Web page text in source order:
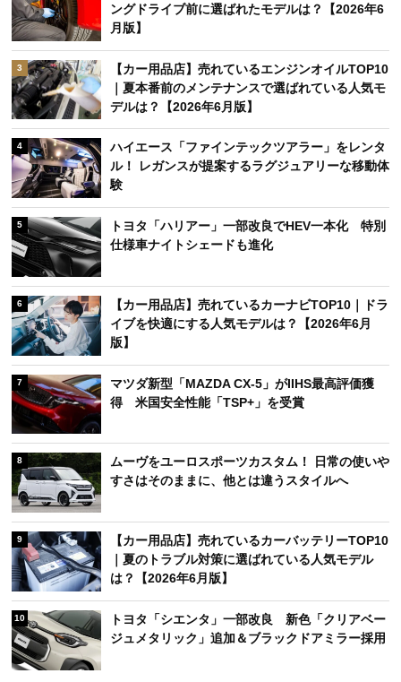
ングドライブ前に選ばれたモデルは？【2026年6
月版】
3
【カー用品店】売れているエンジンオイルTOP10
｜夏本番前のメンテナンスで選ばれている人気モ
デルは？【2026年6月版】
4
ハイエース「ファインテックツアラー」をレンタ
ル！ レガンスが提案するラグジュアリーな移動体
験
5
トヨタ「ハリアー」一部改良でHEV一本化 特別
仕様車ナイトシェードも進化
6
【カー用品店】売れているカーナビTOP10｜ドラ
イブを快適にする人気モデルは？【2026年6月
版】
7
マツダ新型「MAZDA CX-5」がIIHS最高評価獲
得 米国安全性能「TSP+」を受賞
8
ムーヴをユーロスポーツカスタム！ 日常の使いや
すさはそのままに、他とは違うスタイルへ
9
【カー用品店】売れているカーバッテリーTOP10
｜夏のトラブル対策に選ばれている人気モデル
は？【2026年6月版】
10
トヨタ「シエンタ」一部改良 新色「クリアベー
ジュメタリック」追加＆ブラックドアミラー採用